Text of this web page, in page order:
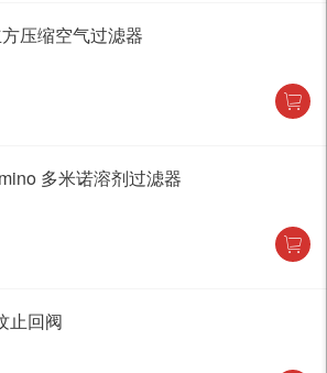
压缩空气过滤器
多米诺溶剂过滤器
止回阀